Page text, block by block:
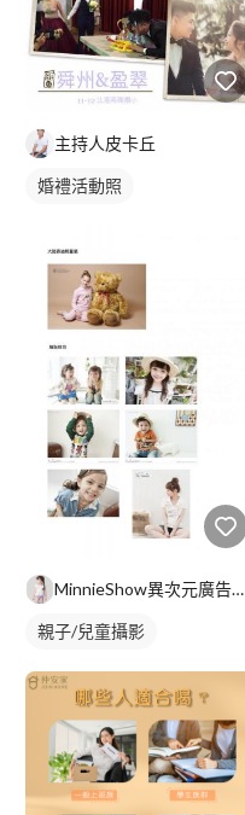
主持人皮卡丘
婚禮活動照
MinnieShow異次元廣告攝影
親子/兒童攝影